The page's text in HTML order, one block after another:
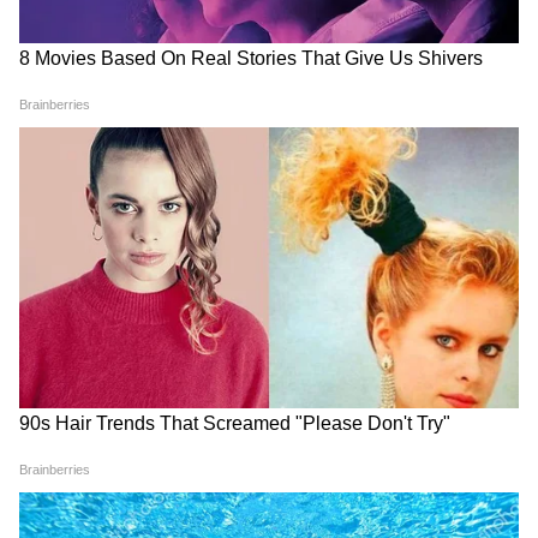
डाउनलोड यूपीएससी ईएसई 2023 एडमिट कार्ड
कैंडिडेट सबसे पहले आयोग की ऑफिशियल वेबसाइट
upsc.gov.in या upsconline.nic.in पर जाएं।
इसके बाद होमपेज पर एडमिट कार्ड के लिंक पर क्लिक
करें।
अपना रजिस्ट्रेशन नंबर और अन्य डीटेल्स भर कर
सबमिट कर दें।
आपका एडमिट कार्ड स्क्रीन पर आ जाएगा।
इसे चेक कर डाउनलोड कर सकते हैं।
DOWNLOAD APP
Board Exam News, School & Colleges News,
Admission news in hindi, Cut-off list news -
Asianet Hindi